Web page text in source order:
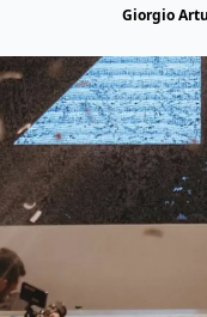
Giorgio